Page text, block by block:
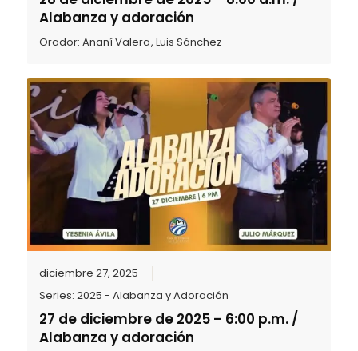
Alabanza y adoración
Orador:Ananí Valera,Luis Sánchez
diciembre 27, 2025
Series:2025 - Alabanza y Adoración
27 de diciembre de 2025 – 6:00 p.m. /
Alabanza y adoración